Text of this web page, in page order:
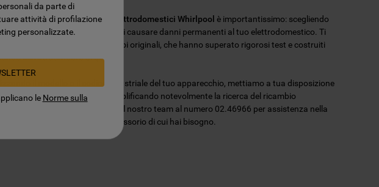
ricambi originali per elettrodomestici Whirlpool è importantissimo: scegliendo
compatibili o universali potresti causare danni permanenti al tuo elettrodomestico. Ti
a disposizione solo ricambi originali, che hanno superato rigorosi test e costruiti
elevati standard di qualità.
il modello o il codice industriale del tuo apparecchio, mettiamo a tua disposizione
tecnica del prodotto, semplificando notevolmente la ricerca del ricambio
In alternativa, contatta il nostro team al numero 02.46966 per assistenza nella
della parte o dell'accessorio di cui hai bisogno.
da parte di
attività di profilazione
personalizzate.
le Norme sulla